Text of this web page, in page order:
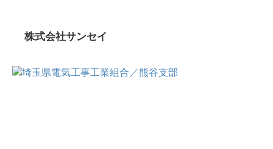
株式会社サンセイ